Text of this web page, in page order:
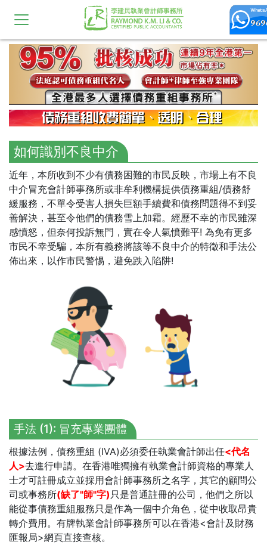
如何識別不良中介
近年，本所收到不少有債務困難的市民反映，市場上有不良
中介冒充會計師事務所或非牟利機構提供債務重組/債務舒
緩服務，不單令受害人損失巨額手續費和債務問題得不到妥
善解決，甚至令他們的債務雪上加霜。經歷不幸的市民雖深
感憤怒，但奈何投訴無門，實在令人氣憤難平! 為免有更多
市民不幸受騙，本所有義務將該等不良中介的特徵和手法公
佈出來，以作市民警惕，避免跌入陷阱!
手法 (1): 冒充專業團體
根據法例，債務重組 (IVA)必須委任執業會計師出任<代名
人>去進行申請。在香港唯獨擁有執業會計師資格的專業人
士才可註冊成立並採用會計師事務所之名字，其它的顧問公
司或事務所(缺了"師"字) 只是普通註冊的公司，他們之所以
能從事債務重組服務只是作為一個中介角色，從中收取昂貴
轉介費用。有牌執業會計師事務所可以在香港<會計及財務
匯報局>網頁直接查核。